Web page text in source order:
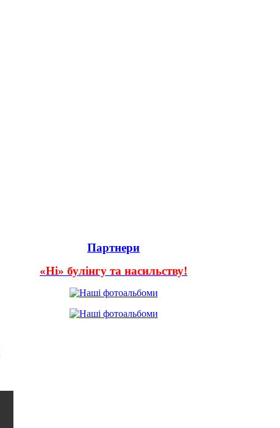
Партнери
«Ні» булінгу та насильству!